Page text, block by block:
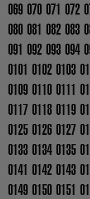
069 070 071 072
080 081 082 083
091 092 093 094
0101 0102 0103
0109 0110 0111
0117 0118 0119
0125 0126 0127
0133 0134 0135
0141 0142 0143
0149 0150 0151